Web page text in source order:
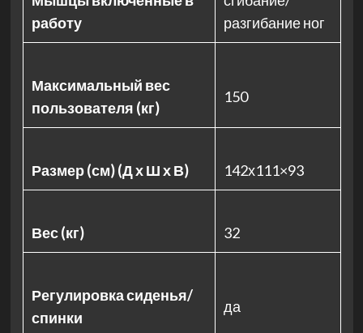
работу
разгибание ног
Максимальный вес
пользователя (кг)
150
Размер (см) (Д х Ш х В) 142х111×93
Вес (кг) 32
Регулировка сиденья/
спинки
да